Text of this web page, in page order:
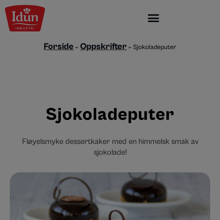
Skip
to
content
Forside » Oppskrifter» Sjokoladeputer
Sjokoladeputer
Fløyelsmyke dessertkaker med en himmelsk smak av
sjokolade!